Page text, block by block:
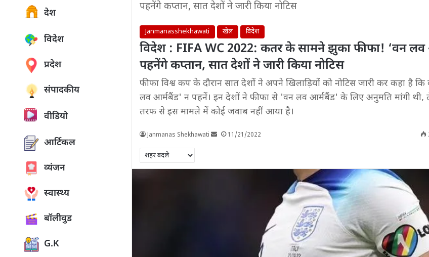
देश
विदेश
प्रदेश
संपादकीय
वीडियो
आर्टिकल
व्यंजन
स्वास्थ्य
बॉलीवुड
G.K
पहनेंगे कप्तान, सात देशों ने जारी किया नोटिस
Janmanasshekhawati खेल विदेश
विदेश : FIFA WC 2022: कतर के सामने झुका फीफा! ‘वन लव
पहनेंगे कप्तान, सात देशों ने जारी किया नोटिस
फीफा विश्व कप के दौरान सात देशों ने अपने खिलाड़ियों को नोटिस जारी कर कहा है
लव आर्मबैंड' न पहनें। इन देशों ने फीफा से 'वन लव आर्मबैंड' के लिए अनुमति मांगी थी,
तरफ से इस मामले में कोई जवाब नहीं आया है।
Janmanas Shekhawati 11/21/2022